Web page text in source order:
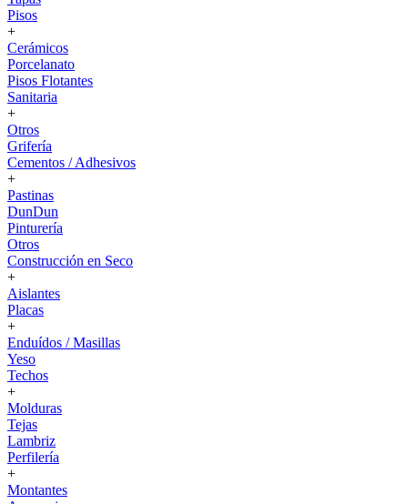
Pisos
+
Cerámicos
Porcelanato
Pisos Flotantes
Sanitaria
+
Otros
Grifería
Cementos / Adhesivos
+
Pastinas
DunDun
Pinturería
Otros
Construcción en Seco
+
Aislantes
Placas
+
Enduídos / Masillas
Yeso
Techos
+
Molduras
Tejas
Lambriz
Perfilería
+
Montantes